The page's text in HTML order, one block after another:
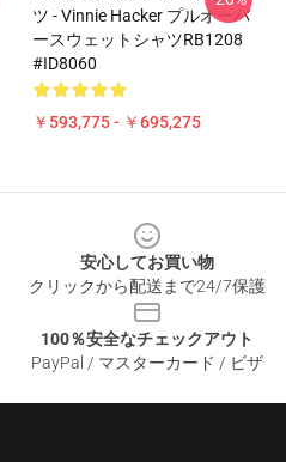
ツ - Vinnie Hacker プルオーバ
ースウェットシャツRB1208
#ID8060
￥593,775 - ￥695,275
安心してお買い物
クリックから配送まで24/7保護
100％安全なチェックアウト
PayPal / マスターカード / ビザ